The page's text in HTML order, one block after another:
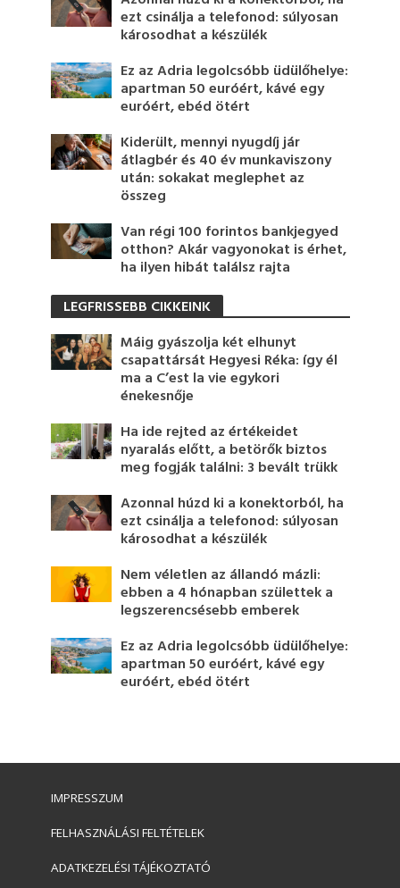
ezt csinálja a telefonod: súlyosan
károsodhat a készülék
Ez az Adria legolcsóbb üdülőhelye:
apartman 50 euróért, kávé egy
euróért, ebéd ötért
Kiderült, mennyi nyugdíj jár
átlagbér és 40 év munkaviszony
után: sokakat meglephet az
összeg
Van régi 100 forintos bankjegyed
otthon? Akár vagyonokat is érhet,
ha ilyen hibát találsz rajta
LEGFRISSEBB CIKKEINK
Máig gyászolja két elhunyt
csapattársát Hegyesi Réka: így él
ma a C’est la vie egykori
énekesnője
Ha ide rejted az értékeidet
nyaralás előtt, a betörők biztos
meg fogják találni: 3 bevált trükk
Azonnal húzd ki a konektorból, ha
ezt csinálja a telefonod: súlyosan
károsodhat a készülék
Nem véletlen az állandó mázli:
ebben a 4 hónapban születtek a
legszerencsésebb emberek
Ez az Adria legolcsóbb üdülőhelye:
apartman 50 euróért, kávé egy
euróért, ebéd ötért
IMPRESSZUM
FELHASZNÁLÁSI FELTÉTELEK
ADATKEZELÉSI TÁJÉKOZTATÓ